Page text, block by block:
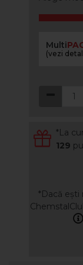
Multi
(vezi
*La
129
*Dacă